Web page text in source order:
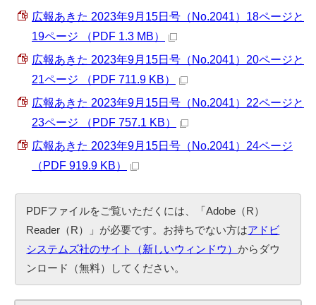
広報あきた 2023年9月15日号（No.2041）18ページと
19ページ （PDF 1.3 MB）
広報あきた 2023年9月15日号（No.2041）20ページと
21ページ （PDF 711.9 KB）
広報あきた 2023年9月15日号（No.2041）22ページと
23ページ （PDF 757.1 KB）
広報あきた 2023年9月15日号（No.2041）24ページ
（PDF 919.9 KB）
PDFファイルをご覧いただくには、「Adobe（R）
Reader（R）」が必要です。お持ちでない方はアドビ
システムズ社のサイト（新しいウィンドウ）からダウ
ンロード（無料）してください。